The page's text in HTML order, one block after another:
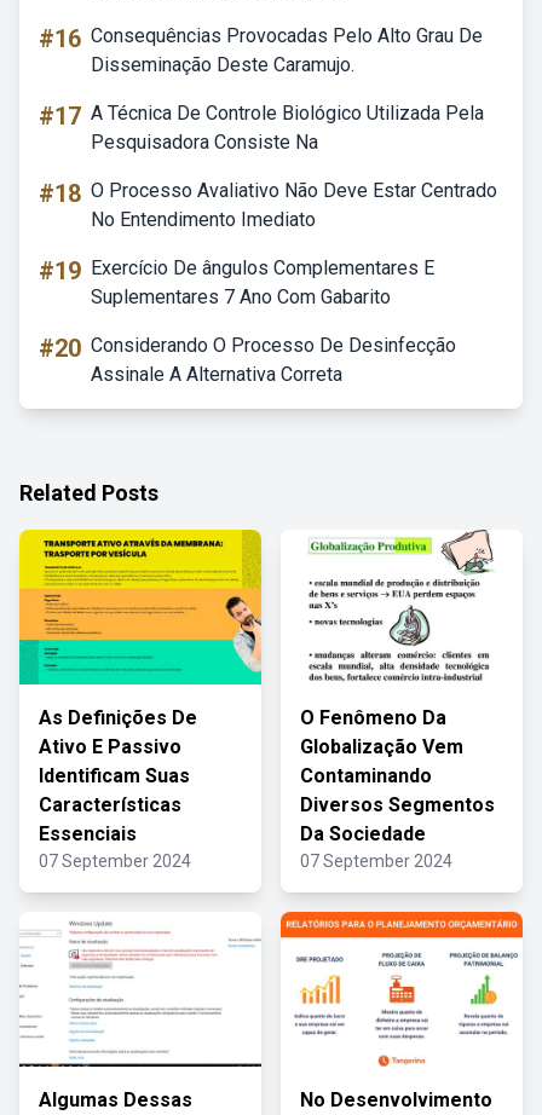
#16 Consequências Provocadas Pelo Alto Grau De
Disseminação Deste Caramujo.
#17 A Técnica De Controle Biológico Utilizada Pela
Pesquisadora Consiste Na
#18 O Processo Avaliativo Não Deve Estar Centrado
No Entendimento Imediato
#19 Exercício De ângulos Complementares E
Suplementares 7 Ano Com Gabarito
#20 Considerando O Processo De Desinfecção
Assinale A Alternativa Correta
Related Posts
As Definições De
Ativo E Passivo
Identificam Suas
Características
Essenciais
07 September 2024
O Fenômeno Da
Globalização Vem
Contaminando
Diversos Segmentos
Da Sociedade
07 September 2024
Algumas Dessas No Desenvolvimento